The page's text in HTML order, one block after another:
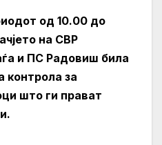
од 10.00 до
на СВР
и ПС Радовиш била
контрола за
што ги прават